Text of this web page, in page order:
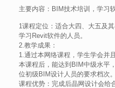
主要内容：BIM技术培训，学习
1课程定位：适合大四、大五及
学习Revit软件的人员。
2.教学成果：
1.通过本网络课程，学生学会并
本课程后，能达到BIM中级水平
位初级BIM设计人员的要求档次。
课程优势：完成后晶网设计会给